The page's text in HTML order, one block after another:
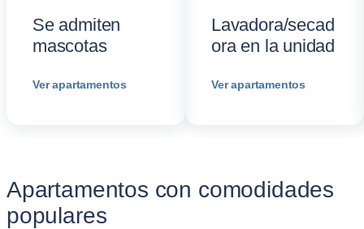
Se admiten
mascotas
Ver apartamentos
Lavadora/secad
ora en la unidad
Ver apartamentos
Apartamentos con comodidades
populares